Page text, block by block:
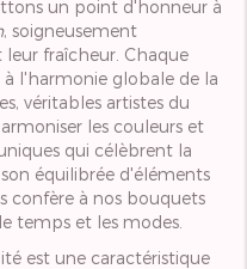
un point d'honneur à
, soigneusement
fraîcheur. Chaque
l'harmonie globale de la
véritables artistes du
les couleurs et
qui célèbrent la
équilibrée d'éléments
confère à nos bouquets
temps et les modes.
est une caractéristique